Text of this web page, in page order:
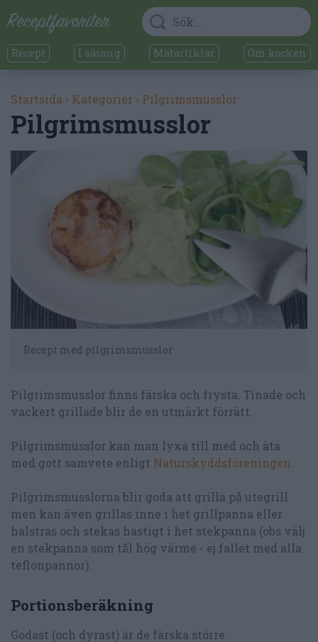
Recept I säsong Matartiklar Om kocken
Startsida › Kategorier › Pilgrimsmusslor
Pilgrimsmusslor
Recept med pilgrimsmusslor
Pilgrimsmusslor finns färska och frysta. Tinade och
vackert grillade blir de en utmärkt förrätt.
Pilgrimsmusslor kan man lyxa till med och äta
med gott samvete enligt Naturskyddsföreningen
Pilgrimsmusslorna blir goda att grilla på utegrill
men kan även grillas inne i het grillpanna eller
halstras och stekas hastigt i het stekpanna (obs välj
en stekpanna som tål hög värme - ej fallet med alla
teflonpannor).
Portionsberäkning
Godast (och dyrast) är de färska större